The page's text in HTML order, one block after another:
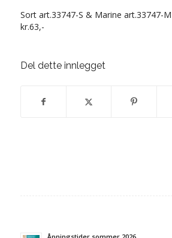
Sort art.33747-S & Marine art.33747-M
kr.63,-
Del dette innlegget